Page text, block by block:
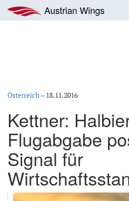
Inhalt
springen
Austrian Wings
Österreich– 18.11.2016
Kettner:
Flugabgabe
Signal für